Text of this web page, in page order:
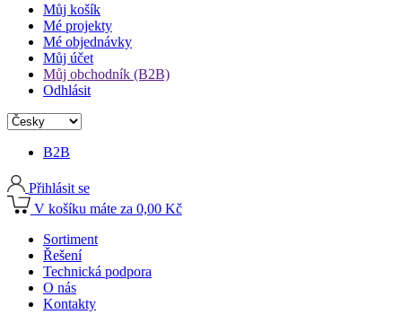
Můj košík
Mé projekty
Mé objednávky
Můj účet
Můj obchodník (B2B)
Odhlásit
B2B
Přihlásit se
V košíku máte za 0,00 Kč
Sortiment
Řešení
Technická podpora
O nás
Kontakty